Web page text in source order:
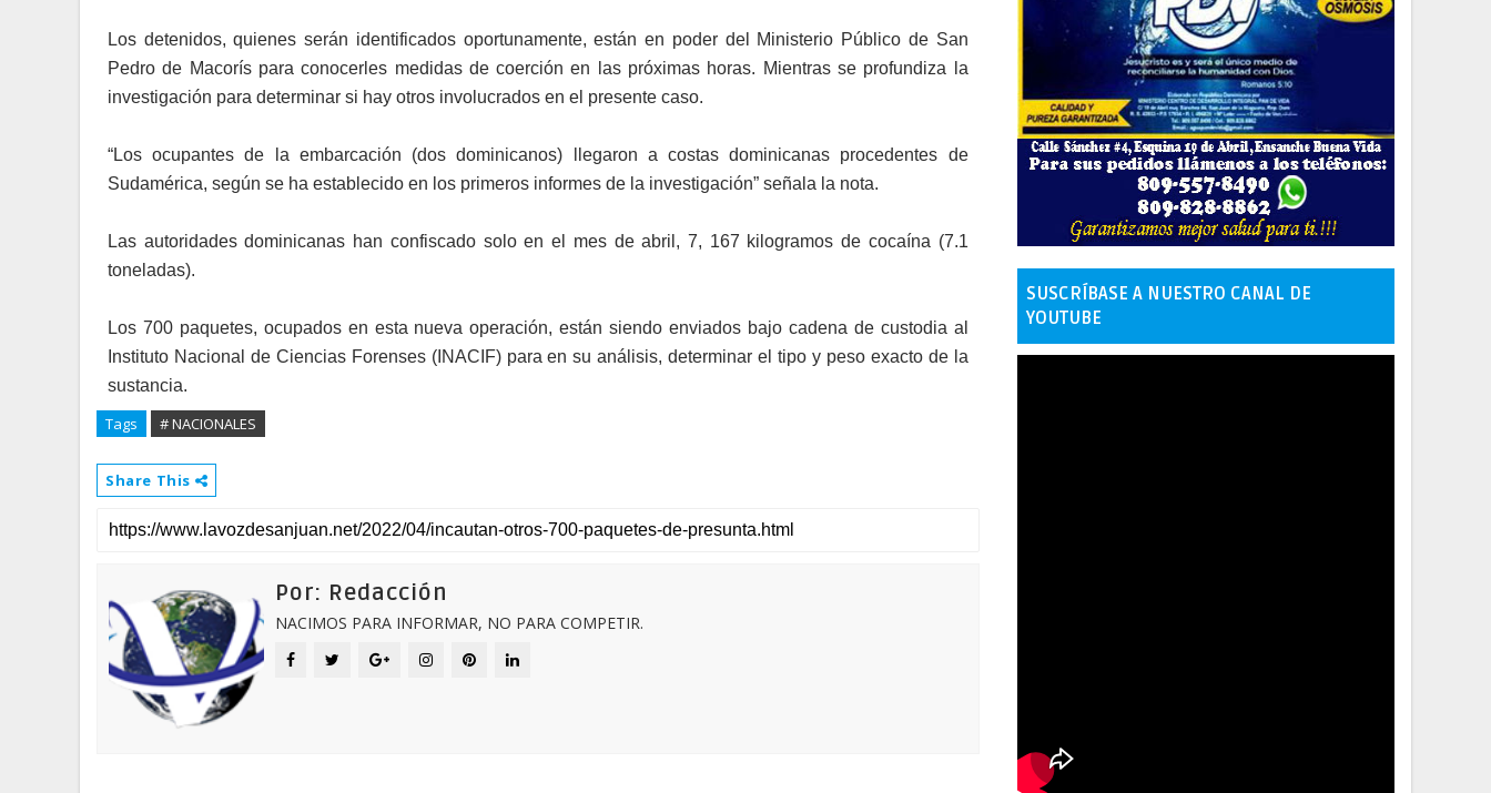
Los detenidos, quienes serán identificados oportunamente, están en poder del Ministerio Público de San
Pedro de Macorís para conocerles medidas de coerción en las próximas horas. Mientras se profundiza la
investigación para determinar si hay otros involucrados en el presente caso.
“Los ocupantes de la embarcación (dos dominicanos) llegaron a costas dominicanas procedentes de
Sudamérica, según se ha establecido en los primeros informes de la investigación” señala la nota.
Las autoridades dominicanas han confiscado solo en el mes de abril, 7, 167 kilogramos de cocaína (7.1
toneladas).
Los 700 paquetes, ocupados en esta nueva operación, están siendo enviados bajo cadena de custodia al
Instituto Nacional de Ciencias Forenses (INACIF) para en su análisis, determinar el tipo y peso exacto de la
sustancia.
Tags # NACIONALES
Share This
Por: Redacción
NACIMOS PARA INFORMAR, NO PARA COMPETIR.
SUSCRÍBASE A NUESTRO CANAL DE
YOUTUBE